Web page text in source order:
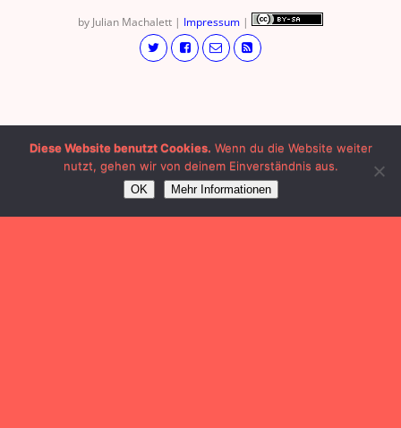
by Julian Machalett | Impressum |
Diese Website benutzt Cookies. Wenn du die Website weiter
nutzt, gehen wir von deinem Einverständnis aus.
OK Mehr Informationen